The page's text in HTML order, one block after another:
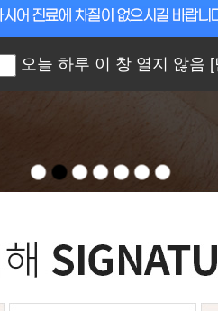
늘 하루 이 창 열지 않음[닫
오늘 하루 이 창 열지 않음